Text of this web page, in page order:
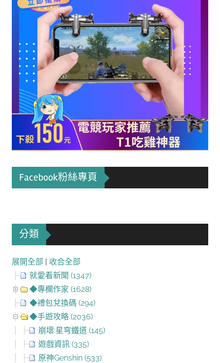
Facebook粉絲專頁
分類
展開全部 | 收合全部
就愛看新聞 (1347)
◆專欄作家 (1628)
◆禮包兌換碼 (294)
◆手遊攻略 (2036)
崩壞:星穹鐵道 (145)
遊戲資訊 (335)
原神Genshin (533)